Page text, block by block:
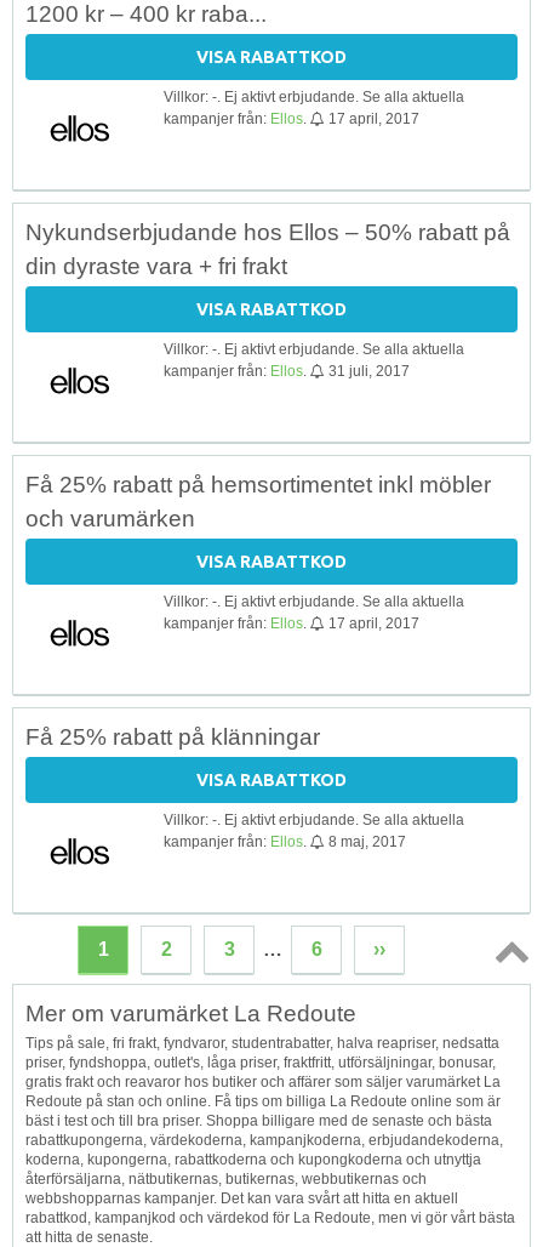
1200 kr – 400 kr raba...
VISA RABATTKOD
Villkor: -. Ej aktivt erbjudande. Se alla aktuella
kampanjer från: Ellos 17 april, 2017
Nykundserbjudande hos Ellos – 50% rabatt på
din dyraste vara + fri frakt
VISA RABATTKOD
Villkor: -. Ej aktivt erbjudande. Se alla aktuella
kampanjer från: Ellos 31 juli, 2017
Få 25% rabatt på hemsortimentet inkl möbler
och varumärken
VISA RABATTKOD
Villkor: -. Ej aktivt erbjudande. Se alla aktuella
kampanjer från: Ellos 17 april, 2017
Få 25% rabatt på klänningar
VISA RABATTKOD
Villkor: -. Ej aktivt erbjudande. Se alla aktuella
kampanjer från: Ellos 8 maj, 2017
1 2 3 … 6 ››
Topp
Mer om varumärket La Redoute
Tips på sale, fri frakt, fyndvaror, studentrabatter, halva reapriser, nedsatta
priser, fyndshoppa, outlet's, låga priser, fraktfritt, utförsäljningar, bonusar,
gratis frakt och reavaror hos butiker och affärer som säljer varumärket La
Redoute på stan och online. Få tips om billiga La Redoute online som är
bäst i test och till bra priser. Shoppa billigare med de senaste och bästa
rabattkupongerna, värdekoderna, kampanjkoderna, erbjudandekoderna,
koderna, kupongerna, rabattkoderna och kupongkoderna och utnyttja
återförsäljarna, nätbutikernas, butikernas, webbutikernas och
webbshopparnas kampanjer. Det kan vara svårt att hitta en aktuell
rabattkod, kampanjkod och värdekod för La Redoute, men vi gör vårt bästa
att hitta de senaste.